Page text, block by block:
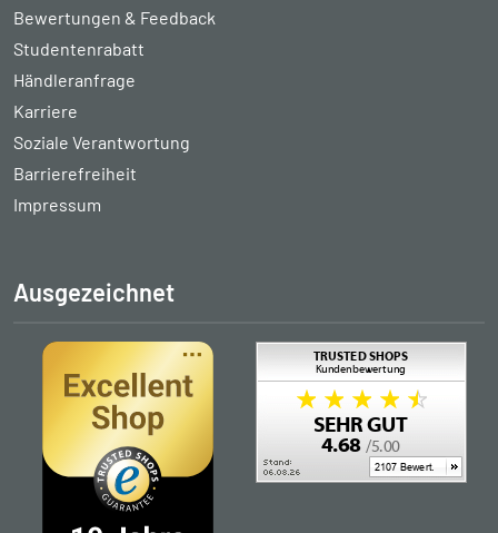
Bewertungen & Feedback
Studentenrabatt
Händleranfrage
Karriere
Soziale Verantwortung
Barrierefreiheit
Impressum
Ausgezeichnet